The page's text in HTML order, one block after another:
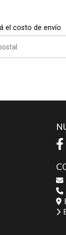
el costo de envío